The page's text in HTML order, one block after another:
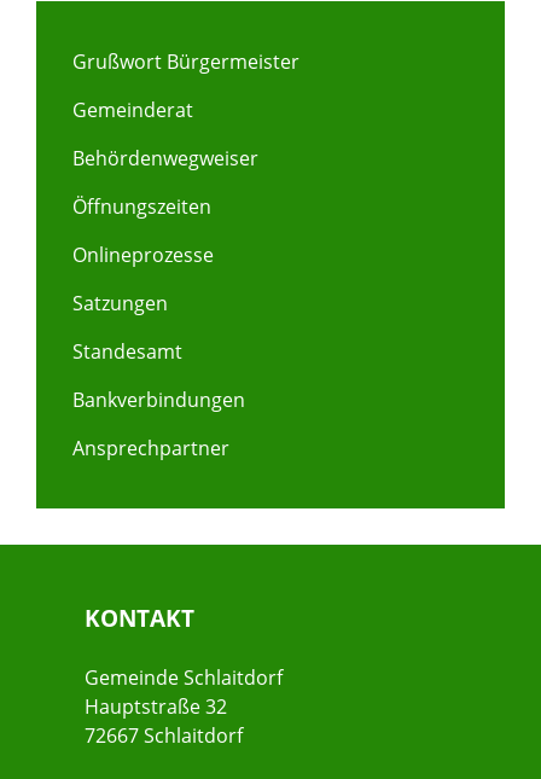
Grußwort Bürgermeister
Gemeinderat
Behördenwegweiser
Öffnungszeiten
Onlineprozesse
Satzungen
Standesamt
Bankverbindungen
Ansprechpartner
KONTAKT
Gemeinde Schlaitdorf
Hauptstraße 32
72667 Schlaitdorf